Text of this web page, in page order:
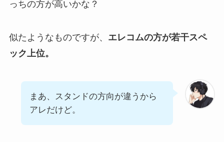
っちの方が高いかな？
似たようなものですが、 エレコムの方が若干スペ
ック上位。
まあ、スタンドの方向が違うから
アレだけど。